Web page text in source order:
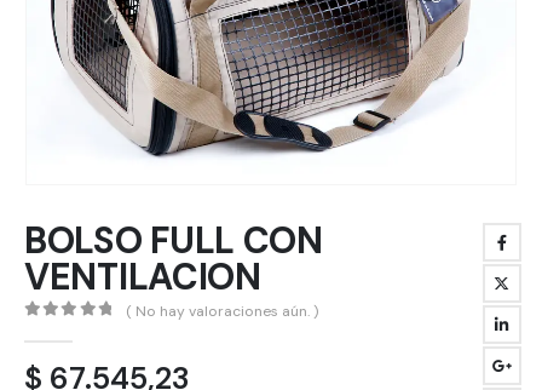
BOLSO FULL CON
VENTILACION
( No hay valoraciones aún. )
$ 67.545,23